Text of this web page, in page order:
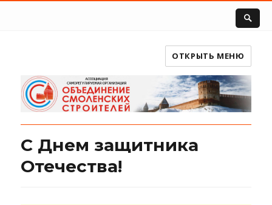
ОТКРЫТЬ МЕНЮ
С Днем защитника
Отечества!